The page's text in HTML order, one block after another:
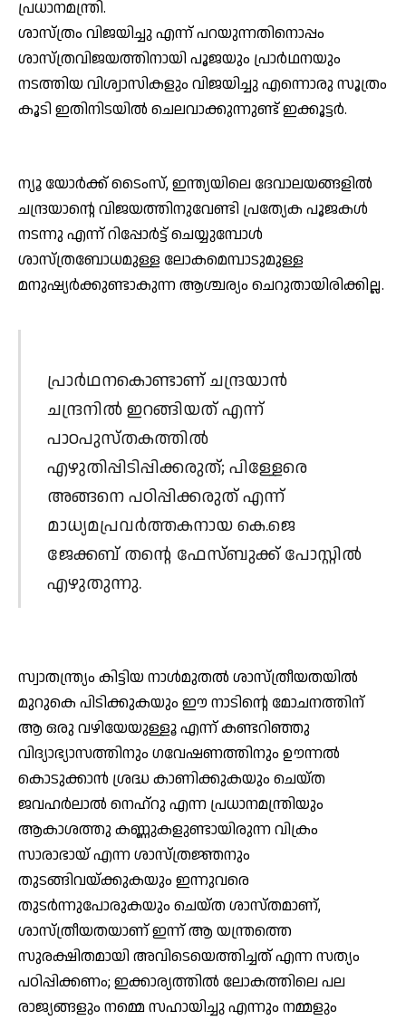
പ്രധാനമന്ത്രി.
ശാസ്ത്രം വിജയിച്ചു എന്ന് പറയുന്നതിനൊപ്പം
ശാസ്ത്രവിജയത്തിനായി പൂജയും പ്രാര്‍ഥനയും
നടത്തിയ വിശ്വാസികളും വിജയിച്ചു എന്നൊരു സൂത്രം
കൂടി ഇതിനിടയില്‍ ചെലവാക്കുന്നുണ്ട് ഇക്കൂട്ടര്‍.
ന്യൂ യോര്‍ക്ക് ടൈംസ്, ഇന്ത്യയിലെ ദേവാലയങ്ങളില്‍
ചന്ദ്രയാന്റെ വിജയത്തിനുവേണ്ടി പ്രത്യേക പൂജകള്‍
നടന്നു എന്ന് റിപ്പോര്‍ട്ട് ചെയ്യുമ്പോള്‍
ശാസ്ത്രബോധമുള്ള ലോകമെമ്പാടുമുള്ള
മനുഷ്യര്‍ക്കുണ്ടാകുന്ന ആശ്ചര്യം ചെറുതായിരിക്കില്ല.
പ്രാര്‍ഥനകൊണ്ടാണ് ചന്ദ്രയാന്‍
ചന്ദ്രനില്‍ ഇറങ്ങിയത് എന്ന്
പാഠപുസ്തകത്തില്‍
എഴുതിപ്പിടിപ്പിക്കരുത്; പിള്ളേരെ
അങ്ങനെ പഠിപ്പിക്കരുത് എന്ന്
മാധ്യമപ്രവര്‍ത്തകനായ കെ.ജെ
ജേക്കബ് തന്റെ ഫേസ്ബുക്ക് പോസ്റ്റില്‍
എഴുതുന്നു.
സ്വാതന്ത്ര്യം കിട്ടിയ നാള്‍മുതല്‍ ശാസ്ത്രീയതയില്‍
മുറുകെ പിടിക്കുകയും ഈ നാടിന്റെ മോചനത്തിന്
ആ ഒരു വഴിയേയുള്ളൂ എന്ന് കണ്ടറിഞ്ഞു
വിദ്യാഭ്യാസത്തിനും ഗവേഷണത്തിനും ഊന്നല്‍
കൊടുക്കാന്‍ ശ്രദ്ധ കാണിക്കുകയും ചെയ്ത
ജവഹര്‍ലാല്‍ നെഹ്റു എന്ന പ്രധാനമന്ത്രിയും
ആകാശത്തു കണ്ണുകളുണ്ടായിരുന്ന വിക്രം
സാരാഭായ് എന്ന ശാസ്ത്രജ്ഞനും
തുടങ്ങിവയ്ക്കുകയും ഇന്നുവരെ
തുടര്‍ന്നുപോരുകയും ചെയ്ത ശാസ്തമാണ്,
ശാസ്ത്രീയതയാണ് ഇന്ന് ആ യന്ത്രത്തെ
സുരക്ഷിതമായി അവിടെയെത്തിച്ചത് എന്ന സത്യം
പഠിപ്പിക്കണം; ഇക്കാര്യത്തില്‍ ലോകത്തിലെ പല
രാജ്യങ്ങളും നമ്മെ സഹായിച്ചു എന്നും നമ്മളും